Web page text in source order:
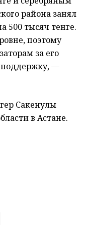
района занял
500 тысяч тенге.
поэтому
за его
поддержку, —
Сакенулы
в Астане.